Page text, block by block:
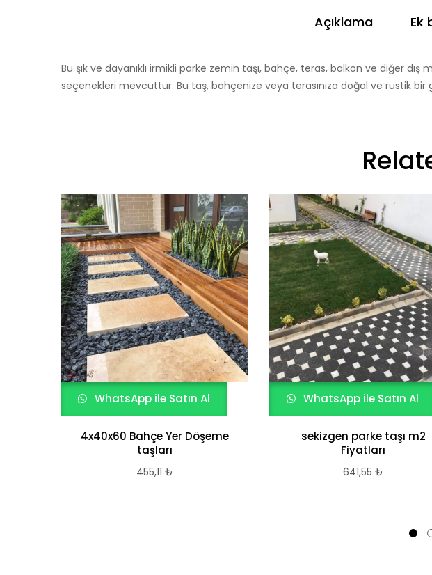
Açıklama Ek
Bu şık ve dayanıklı irmikli parke zemin taşı, bahçe, teras, balkon ve diğer
seçenekleri mevcuttur. Bu taş, bahçenize veya terasınıza doğal ve rustik bir
WhatsApp ile Satın Al
4x40x60 Bahçe Yer Döşeme
taşları
455,11 ₺
WhatsApp ile Satın Al
sekizgen parke taşı m2
Fiyatları
641,55 ₺